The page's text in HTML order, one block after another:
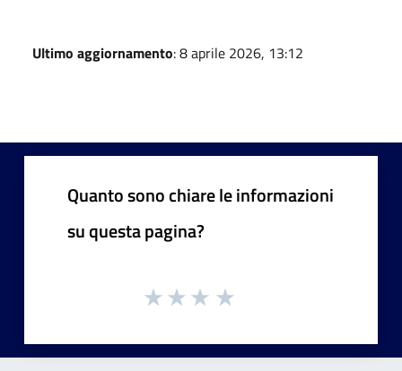
Ultimo aggiornamento: 8 aprile 2026, 13:12
Quanto sono chiare le informazioni
su questa pagina?